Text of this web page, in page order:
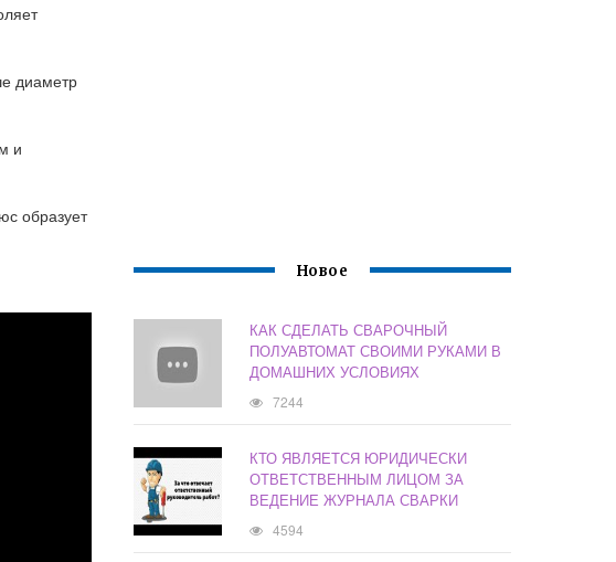
диаметр
и
образует
Новое
КАК СДЕЛАТЬ СВАРОЧНЫЙ
ПОЛУАВТОМАТ СВОИМИ РУКАМИ В
ДОМАШНИХ УСЛОВИЯХ
7244
КТО ЯВЛЯЕТСЯ ЮРИДИЧЕСКИ
ОТВЕТСТВЕННЫМ ЛИЦОМ ЗА
ВЕДЕНИЕ ЖУРНАЛА СВАРКИ
4594